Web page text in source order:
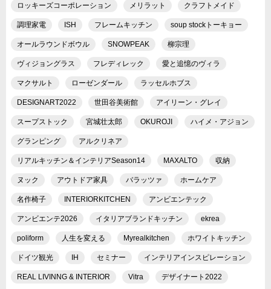
ロッキーズコーポレーション メリラット クラフトメイド
調理家電 ISH フレームキッチン soup stockトーキョー
オールラウンドボウル SNOWPEAK 柳宗理
ヴィジョングラス フレディレック 愛と追憶のヴィラ
マクサルト ローゼンダール ラッセルホブス
DESIGNART2022 世田谷美術館 アイリーン・グレイ
スープストック 宮城壮太郎 OKUROJI ハイメ・アジョン
グランピング アルクリネア
リアルキッチン＆インテリアSeason14 MAXALTO 収納
ヌック アウトドア家具 バラッツァ ホームケア
名作椅子 INTERIORKITCHEN アンビエンテック
アンビエンテ2026 イタリアブランドキッチン ekrea
poliform 人生を変える Myrealkitchen ホワイトキッチン
ドイツ観光 IH セミナー インテリアインスピレーション
REAL LIVINNG & INTERIOR Vitra デザイナート2022